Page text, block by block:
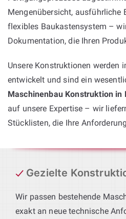
Mengenübersicht, ausführliche
flexibles Baukastensystem –
Dokumentation, die Ihren
Unsere Konstruktionen werden
entwickelt und sind ein
Maschinenbau Konstruktion in
auf unsere Expertise – wir
Stücklisten, die Ihre
Gezielte
Wir passen bestehende
exakt an neue technische